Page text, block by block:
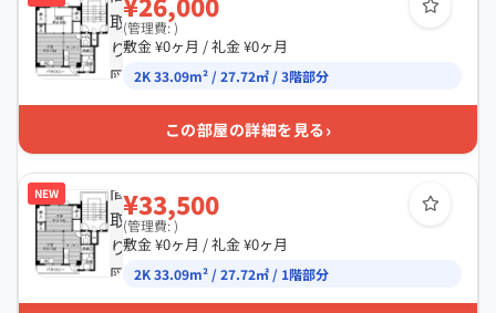
取
り
図
(管理費: )
敷金 ¥0ヶ月 / 礼金 ¥0ヶ月
2K 33.09m² / 27.72㎡ / 3階部分
この部屋の詳細を見る›
NEW
間
取
り
図
¥33,500
(管理費: )
敷金 ¥0ヶ月 / 礼金 ¥0ヶ月
2K 33.09m² / 27.72㎡ / 1階部分